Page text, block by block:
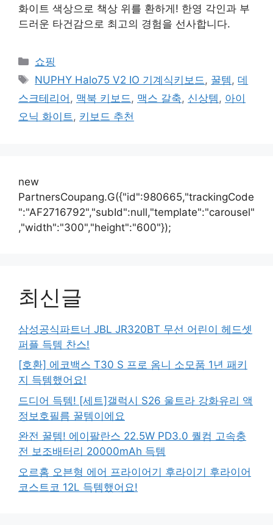
화이트 색상으로 책상 위를 환하게! 한영 각인과 부
드러운 타건감으로 최고의 경험을 선사합니다.
카
테
리
쇼핑
태
그
NUPHY Halo75 V2 IO 기계식키보드 , 꿀템 ,데
스크테리어 , 맥북 키보드 , 맥스 갈축, 신상템 , 아이
오닉 화이트 , 키보드 추천
new
PartnersCoupang.G({"id":980665,"trackingCode
":"AF2716792","subId":null,"template":"carousel"
,"width":"300","height":"600"});
최신글
삼성공식파트너 JBL JR320BT 무선 어린이 헤드셋
퍼플 득템 찬스!
[호환] 에코백스 T30 S 프로 옴니 소모품 1년 패키
지 득템했어요!
드디어 득템! [세트]갤럭시 S26 울트라 강화유리 액
정보호필름 꿀템이에요
완전 꿀템! 에이팔란스 22.5W PD3.0 퀄컴 고속충
전 보조배터리 20000mAh 득템
오르홈 오븐형 에어 프라이어기 후라이기 후라이어
코스트코 12L 득템했어요!